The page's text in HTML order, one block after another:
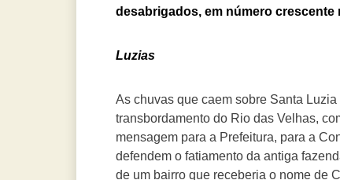
desabrigados, em número crescente
Luzias
As chuvas que caem sobre Santa
transbordamento do Rio das Velhas,
mensagem para a Prefeitura, para a
defendem o fatiamento da antiga
de um bairro que receberia o nome de